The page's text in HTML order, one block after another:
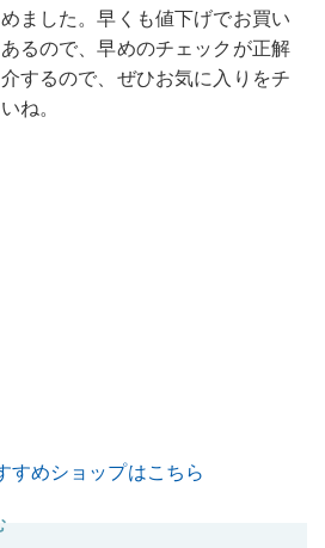
ました。早くも値下げでお買い
るので、早めのチェックが正解
するので、ぜひお気に入りをチ
ね。
すめショップはこちら